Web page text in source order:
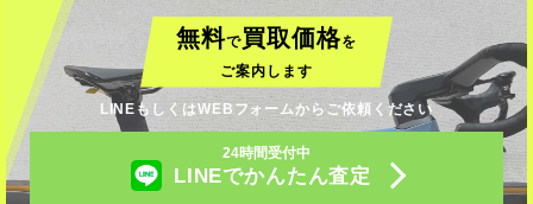
無料で買取価格を
ご案内します
LINEもしくはWEBフォームからご依頼ください
24時間受付中
LINEでかんたん査定